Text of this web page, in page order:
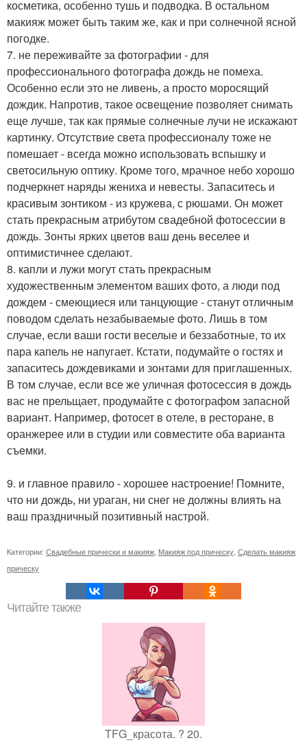
косметика, особенно тушь и подводка. В остальном
макияж может быть таким же, как и при солнечной ясной
погодке.
7. не переживайте за фотографии - для
профессионального фотографа дождь не помеха.
Особенно если это не ливень, а просто моросящий
дождик. Напротив, такое освещение позволяет снимать
еще лучше, так как прямые солнечные лучи не искажают
картинку. Отсутствие света профессионалу тоже не
помешает - всегда можно использовать вспышку и
светосильную оптику. Кроме того, мрачное небо хорошо
подчеркнет наряды жениха и невесты. Запаситесь и
красивым зонтиком - из кружева, с рюшами. Он может
стать прекрасным атрибутом свадебной фотосессии в
дождь. Зонты ярких цветов ваш день веселее и
оптимистичнее сделают.
8. капли и лужи могут стать прекрасным
художественным элементом ваших фото, а люди под
дождем - смеющиеся или танцующие - станут отличным
поводом сделать незабываемые фото. Лишь в том
случае, если ваши гости веселые и беззаботные, то их
пара капель не напугает. Кстати, подумайте о гостях и
запаситесь дождевиками и зонтами для приглашенных.
В том случае, если все же уличная фотосессия в дождь
вас не прельщает, продумайте с фотографом запасной
вариант. Например, фотосет в отеле, в ресторане, в
оранжерее или в студии или совместите оба варианта
съемки.
9. и главное правило - хорошее настроение! Помните,
что ни дождь, ни ураган, ни снег не должны влиять на
ваш праздничный позитивный настрой.
Категории: Свадебные прически и макияж, Макияж под прическу, Сделать макияж
прическу
Читайте также
TFG_красота. ? 20.